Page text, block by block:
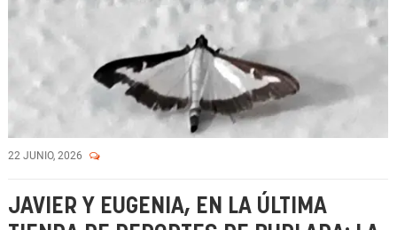
22 JUNIO, 2026
JAVIER Y EUGENIA, EN LA ÚLTIMA